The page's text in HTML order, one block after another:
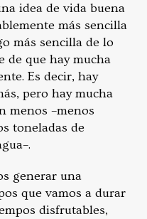
idea de vida buena
más sencilla
más sencilla de lo
de que hay mucha
Es decir, hay
pero hay mucha
menos –menos
toneladas de
generar una
que vamos a durar
disfrutables,